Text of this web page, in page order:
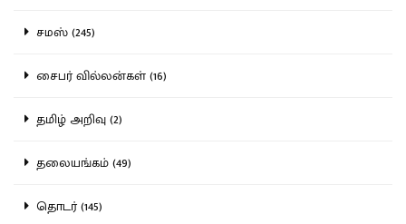
சமஸ் (245)
சைபர் வில்லன்கள் (16)
தமிழ் அறிவு (2)
தலையங்கம் (49)
தொடர் (145)